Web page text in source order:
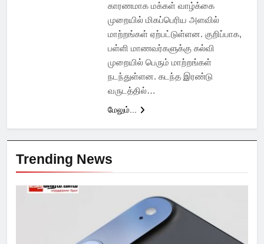
காரணமாக மக்கள் வாழ்க்கை
முறையில் மிகப்பெரிய அளவில்
மாற்றங்கள் ஏற்பட்டுள்ளன. குறிப்பாக,
பள்ளி மாணவர்களுக்கு கல்வி
முறையில் பெரும் மாற்றங்கள்
நடந்துள்ளன. கடந்த இரண்டு
வருடத்தில்…
மேலும்...
Trending News